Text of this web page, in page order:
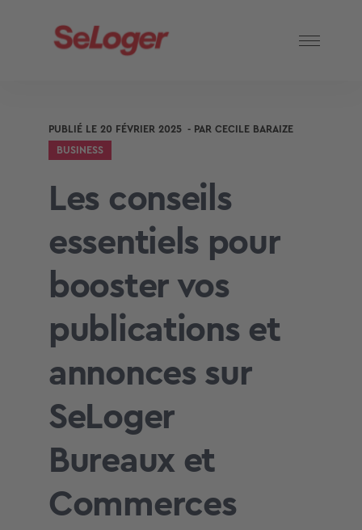
PUBLIÉ LE 20 FÉVRIER 2025 - PAR CECILE BARAIZE
BUSINESS
Les conseils
essentiels pour
booster vos
publications et
annonces sur
SeLoger
Bureaux et
Commerces